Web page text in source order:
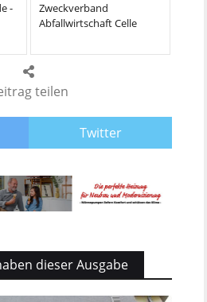
teilen
Twitter
-
Zweckverband
Abfallwirtschaft Celle
dieser Ausgabe